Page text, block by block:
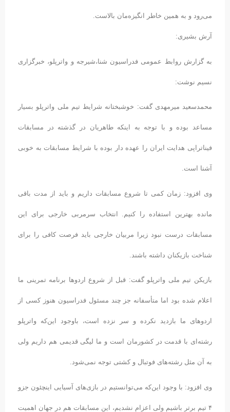
می‌رود و به‌ همین خاطر انگیزه‌مان بالاست.
آرش بشیری:
به گزارش روابط عمومی فدراسیون شنا،شیرجه و واترپلو، خبرگزاری
نسیم نوشت:
محمدسعید میرمهدی گفت: خوشبختانه شرایط تیم ملی واترپلو بسیار
مساعد بوده و با توجه به اینکه طاهریان در گذشته در مسابقات
فیناتراپی هدایت ایران را عهده دار بوده با شرایط مسابقات به خوبی
آشنا است.
وی افزود: زمان کمی تا شروع مسابقات داریم و باید از مدت باقی
مانده بهترین استفاده را کنیم. انتخاب سرمربی خارجی برای این
مسابقات درست نبود زیرا مربیان خارجی باید فرصت کافی را برای
شناخت بازیکنان داشته باشند.
بازیکن تیم ملی واترپلو گفت: قبل از شروع اردوها برنامه تمرینی ما
اعلام شده بود اما متأسفانه جز چند مسئول فدراسیون هنوز کسی از
اردوهای ما بازدید نکرده و سر نزده است، باوجود این‌که واترپلو
رشته‌ای با قدمت در کشورمان است و ما لیگی قدیمی هم داریم ولی
به آن مثل رشته‌های فوتبال و کشتی توجه نمی‌شود.
وی افزود: با وجود این‌که می‌توانستیم در بازی‌های آسیایی اینچئون جزو
۴ تیم برتر باشیم ولی اعزام نشدیم، این مسابقات هم در جهان اهمیت